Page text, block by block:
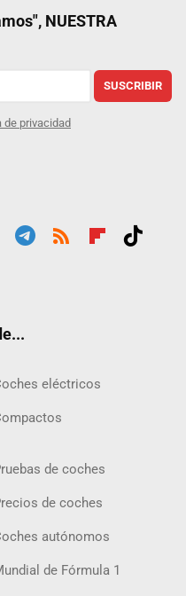
NUESTRA
SUSCRIBIR
de privacidad
eléctricos
de coches
de coches
autónomos
de Fórmula 1